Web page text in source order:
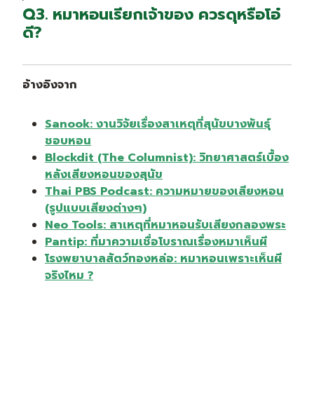
Q3. หมาหอนเรียกเจ้าของ ควรดุหรือโอ๋
ดี?
อ้างอิงจาก
Sanook: งานวิจัยเรื่องสาเหตุที่สุนัขบางพันธุ์
ชอบหอน
Blockdit (The Columnist): วิทยาศาสตร์เบื้อง
หลังเสียงหอนของสุนัข
Thai PBS Podcast: ความหมายของเสียงหอน
(รูปแบบเสียงต่างๆ)
Neo Tools: สาเหตุที่หมาหอนรับเสียงกลองพระ
Pantip: ที่มาความเชื่อโบราณเรื่องหมาเห็นผี
โรงพยาบาลสัตว์ทองหล่อ: หมาหอนเพราะเห็นผี
จริงไหม ?